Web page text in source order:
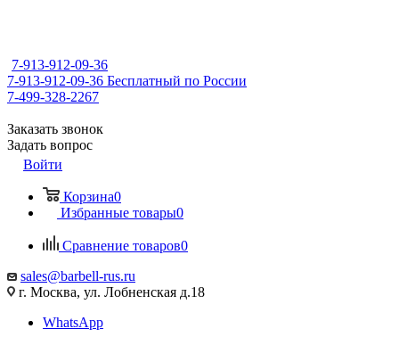
7-913-912-09-36
7-913-912-09-36 Бесплатный по России
7-499-328-2267
Заказать звонок
Задать вопрос
Войти
Корзина0
Избранные товары0
Сравнение товаров0
sales@barbell-rus.ru
г. Москва, ул. Лобненская д.18
WhatsApp